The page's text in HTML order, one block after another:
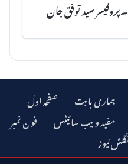
سید توفق جان
صفحہ اول ہماری بابت
فون نمبر
مفید ویب سائیٹس
نیوز